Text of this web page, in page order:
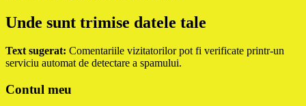
Unde sunt trimise datele tale
Text sugerat: Comentariile vizitatorilor pot fi verificate printr-un
serviciu automat de detectare a spamului.
Contul meu